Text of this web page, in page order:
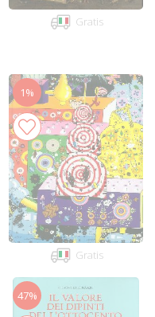
Gratis
1%
Gratis
47%